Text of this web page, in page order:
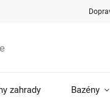
zahrady Bazény